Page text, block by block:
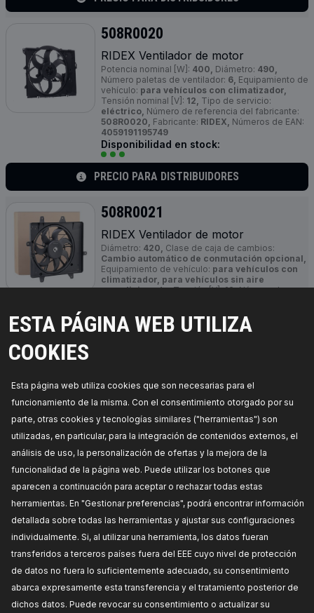
ESTA PÁGINA WEB UTILIZA
COOKIES
Esta página web utiliza cookies que son necesarias para el
funcionamiento de la misma. Con el consentimiento otorgado por su
parte, otras cookies y tecnologías similares ("herramientas") son
utilizadas, en particular, para la integración de contenidos externos, el
análisis de uso, la personalización de ofertas y la mejora de la
funcionalidad de la página web. Puede utilizar los botones que
aparecen a continuación para aceptar o rechazar todas estas
herramientas. En "Gestionar preferencias", podrá encontrar información
detallada sobre todas las herramientas y ajustar sus configuraciones
individualmente. Si, al utilizar una herramienta, los datos fueran
transferidos a terceros países fuera del EEE cuyo nivel de protección
de datos no fuera lo suficientemente adecuado, su consentimiento
abarca expresamente esta transferencia y el tratamiento posterior de
dichos datos. Puede revocar su consentimiento o actualizar su
508R0020
RIDEX Ventilador de motor
Potencia nominal [W]: 400, Diámetro: 490,
Número paletas de ventilador: 6, Equipamiento de
vehículo: para vehículos con climatizador,
Tensión nominal [V]: 12, Tipo de servicio:
eléctrico, Número de referencia del fabricante:
508R0020, Fabricante: RIDEX, Números de EAN:
4059191195749
Disponibilidad en stock:
PRECIO PARA DISTRIBUIDORES
508R0021
RIDEX Ventilador de motor
Diámetro: 420, Clase de caja de cambios:
Cambio automático de conmutación opcional,
Equipamiento de vehículo: para vehículos con
climatizador, para vehículos sin aire
acondicionado,Tensión [V]:12,Número de
Números de EAN:
4059191195756
Disponibilidad en stock:
508R0019
RIDEX Ventilador de motor
Diámetro 1/Diámetro 2 [mm]:380,Número paletas
de ventilador:
Tensión [V]: 12,
Calefacción /
Refrigeración:Ventilador simple,Artículo
complementario / información complementaria 2:
enchufes de contacto:2,Artículo complementario
/ Información complementaria:con electromotor,
Forma:
Tipo de cárter/carcasa:
plástico,Número de referencia del fabricante:
508R0019,Fabricante: RIDEX, Números de EAN:
4059191452415
Disponibilidad en stock:
PRECIO PARA DISTRIBUIDORES